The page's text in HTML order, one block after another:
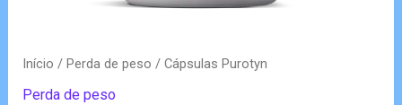
Início / Perda de peso / Cápsulas Purotyn
Perda de peso